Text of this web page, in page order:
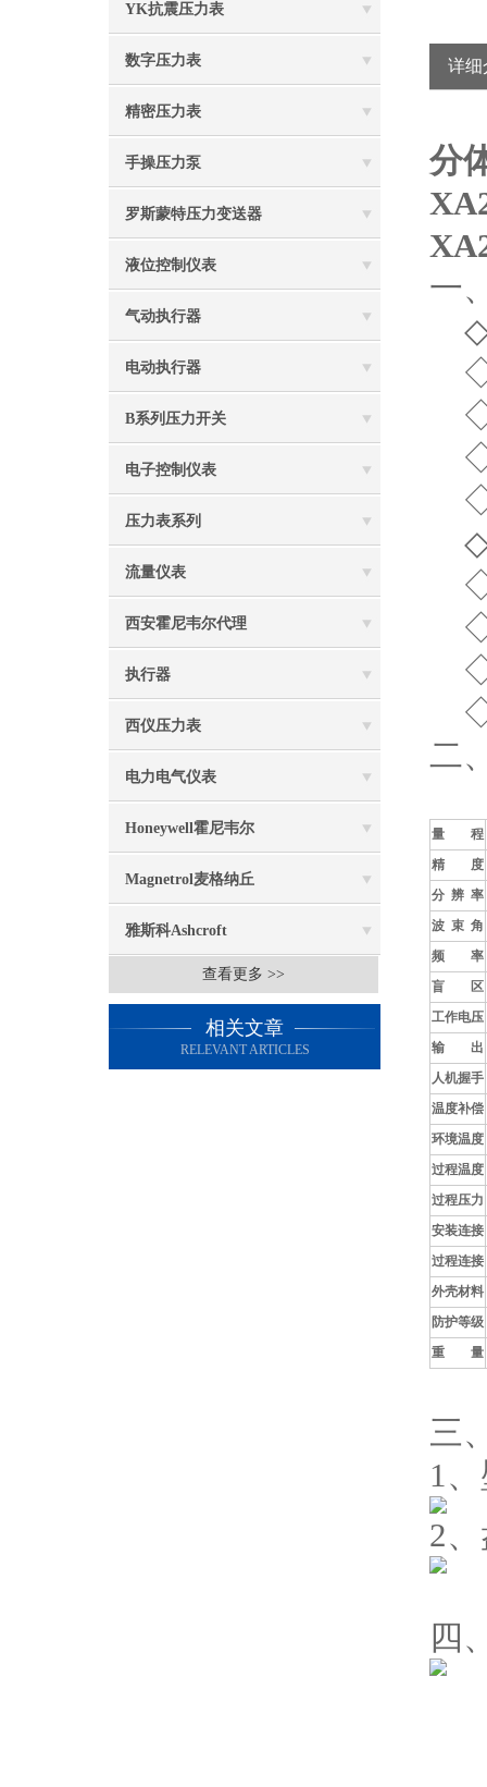
YK抗震压力表
数字压力表
精密压力表
手操压力泵
罗斯蒙特压力变送器
液位控制仪表
气动执行器
电动执行器
B系列压力开关
电子控制仪表
压力表系列
流量仪表
西安霍尼韦尔代理
执行器
西仪压力表
电力电气仪表
Honeywell霍尼韦尔
Magnetrol麦格纳丘
雅斯科Ashcroft
查看更多 >>
相关文章
RELEVANT ARTICLES
详细
分
一
◇
◇
◇
◇
◇
◇
◇
◇
二
量 程
精 度
分 辨 率
波 束 角
频 率
盲 区
工作电压
输 出
人机握手
温度补偿
环境温度
过程温度
过程压力
安装连接
过程连接
外壳材料
防护等级
重 量
三
1
2
四